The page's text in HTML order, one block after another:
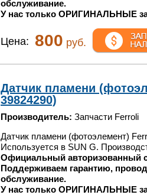
обслуживание.
У нас только ОРИГИНАЛЬНЫЕ
Цена: 800 руб.
Датчик пламени
39824290)
Производитель: Запчасти Ferroli
Датчик пламени (фотоэлемент)
Используется в SUN G.
Официальный авторизованный
Поддерживаем гарантию,
обслуживание.
У нас только ОРИГИНАЛЬНЫЕ